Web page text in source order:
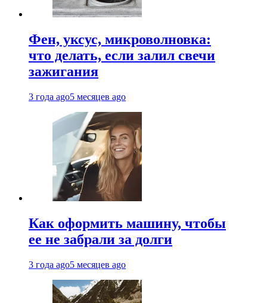
Фен, уксус, микроволновка:
что делать, если залил свечи
зажигания
3 года ago5 месяцев ago
Как оформить машину, чтобы
ее не забрали за долги
3 года ago5 месяцев ago